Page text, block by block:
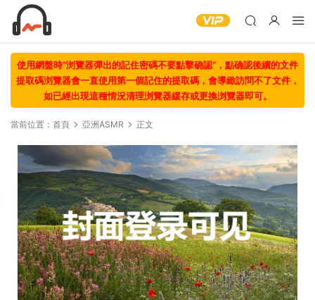
使用網盤時“浏覽器彈出的記住密碼不要點擊确認“，點确認後續的文件
提取碼浏覽器會一直使用第一個記住的提取碼，會導緻訪問不了文件，
如已經出現這種情況清理浏覽器緩存或更換浏覽器即可。
當前位置： 首頁 亞洲ASMR 正文